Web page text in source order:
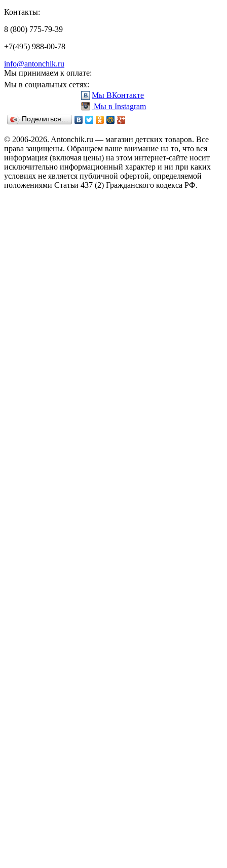
Контакты:
8 (800) 775-79-39
+7(495) 988-00-78
info@antonchik.ru
Мы принимаем к оплате:
Мы в социальных сетях:
Мы ВКонтакте
Мы в Instagram
Поделиться…
© 2006-2026. Antonchik.ru — магазин детских товаров. Все
права защищены. Обращаем ваше внимание на то, что вся
информация (включая цены) на этом интернет-сайте носит
исключительно информационный характер и ни при каких
условиях не является публичной офертой, определяемой
положениями Статьи 437 (2) Гражданского кодекса РФ.